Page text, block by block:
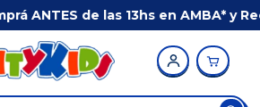
ANTES de las 13hs en AMBA* y